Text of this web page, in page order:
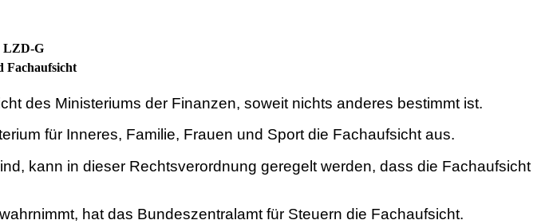
G
Fachaufsicht
des Ministeriums der Finanzen, soweit nichts anderes bestimmt ist.
für Inneres, Familie, Frauen und Sport die Fachaufsicht aus.
kann in dieser Rechtsverordnung geregelt werden, dass die Fachaufsicht
hat das Bundeszentralamt für Steuern die Fachaufsicht.